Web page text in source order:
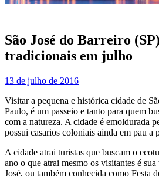
São José do Barreiro
tradicionais em julho
13 de julho de 2016
Visitar a pequena e histórica cidade de
Paulo, é um passeio e tanto para quem
com a natureza. A cidade é emoldurada
possui casarios coloniais ainda em pau a
A cidade atrai turistas que buscam o
ano o que atrai mesmo os visitantes é
José, ou também conhecida como Festa